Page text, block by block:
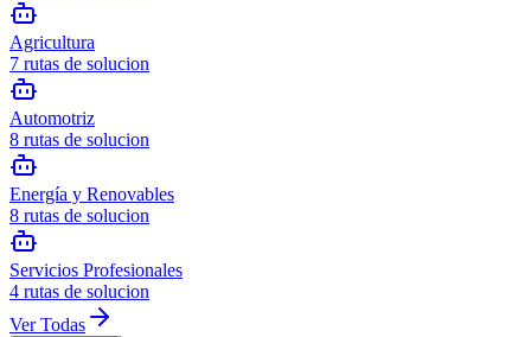
Agricultura
7 rutas de solucion
Automotriz
8 rutas de solucion
Energía y Renovables
8 rutas de solucion
Servicios Profesionales
4 rutas de solucion
Ver Todas